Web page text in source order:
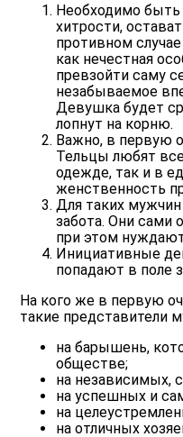
Необходимо быть
хитрости,
противном
как нечестная
превзойти саму
незабываемое
Девушка будет
лопнут на корню.
Важно, в первую
Тельцы любят
одежде, так и в
женственность
Для таких
забота. Они сами
при этом
Инициативные
попадают в поле
На кого же в первую
такие представители
на барышень,
обществе;
на независимых,
на успешных и
на
на отличных